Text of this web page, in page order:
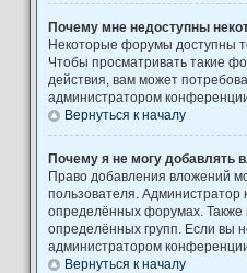
Почему мне недоступны
Некоторые форумы доступны
Чтобы просматривать такие
действия, вам может
администратором
Вернуться к началу
Почему я не могу добавлять
Право добавления вложений
пользователя.
определённых форумах. Также
определённых групп. Если вы
администратором
Вернуться к началу